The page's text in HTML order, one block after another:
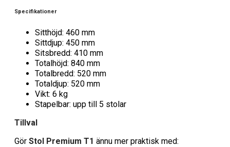
Specifikationer
Sitthöjd: 460 mm
Sittdjup: 450 mm
Sitsbredd: 410 mm
Totalhöjd: 840 mm
Totalbredd: 520 mm
Totaldjup: 520 mm
Vikt: 6 kg
Stapelbar: upp till 5 stolar
Tillval
Gör Stol Premium T1 ännu mer praktisk med: